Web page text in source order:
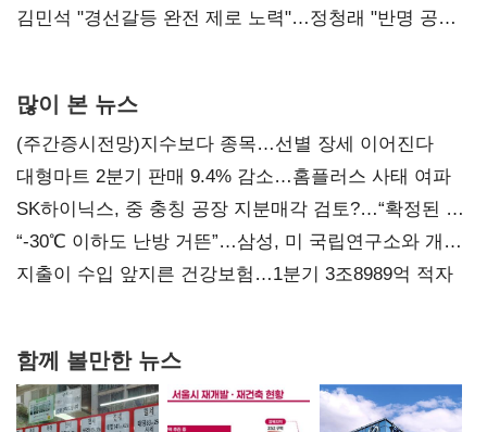
다툼 격화
김민석 "경선갈등 완전 제로 노력"…정청래 "반명 공세
많이 본 뉴스
(주간증시전망)지수보다 종목…선별 장세 이어진다
대형마트 2분기 판매 9.4% 감소…홈플러스 사태 여파
SK하이닉스, 중 충칭 공장 지분매각 검토?…“확정된 바
없어”
“-30℃ 이하도 난방 거뜬”…삼성, 미 국립연구소와 개발
협력
지출이 수입 앞지른 건강보험…1분기 3조8989억 적자
함께 볼만한 뉴스